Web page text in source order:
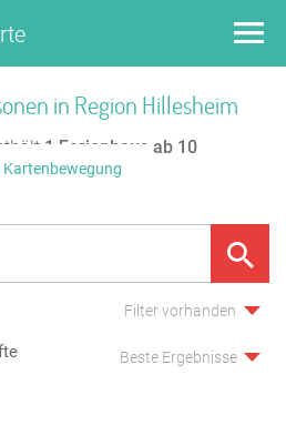
in Region Hillesheim
1 Ferienhaus ab 10
Filter vorhanden
Beste Ergebnisse
Kartenbewegung